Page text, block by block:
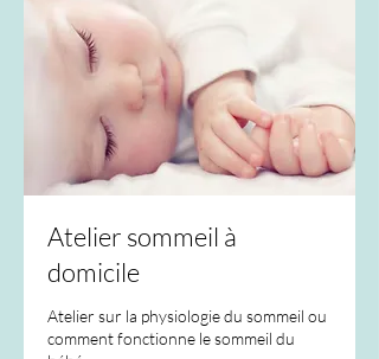
Atelier sommeil à
domicile
Atelier sur la physiologie du sommeil ou
comment fonctionne le sommeil du